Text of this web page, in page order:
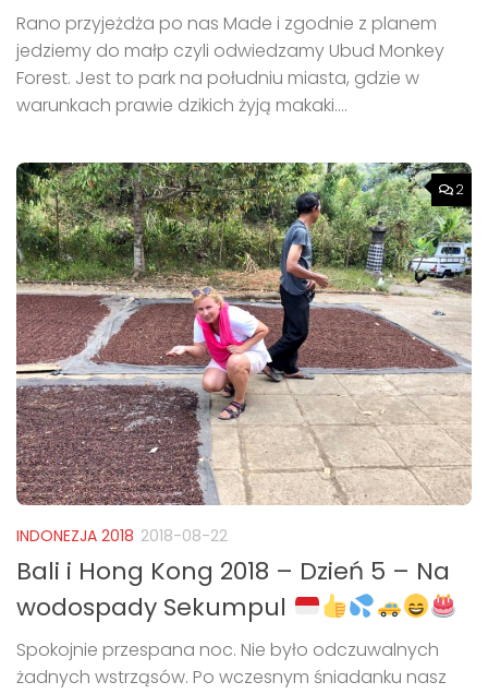
Rano przyjeżdża po nas Made i zgodnie z planem
jedziemy do małp czyli odwiedzamy Ubud Monkey
Forest. Jest to park na południu miasta, gdzie w
warunkach prawie dzikich żyją makaki....
2
INDONEZJA 2018 2018-08-22
Bali i Hong Kong 2018 – Dzień 5 – Na
wodospady Sekumpul
Spokojnie przespana noc. Nie było odczuwalnych
żadnych wstrząsów. Po wczesnym śniadanku nasz